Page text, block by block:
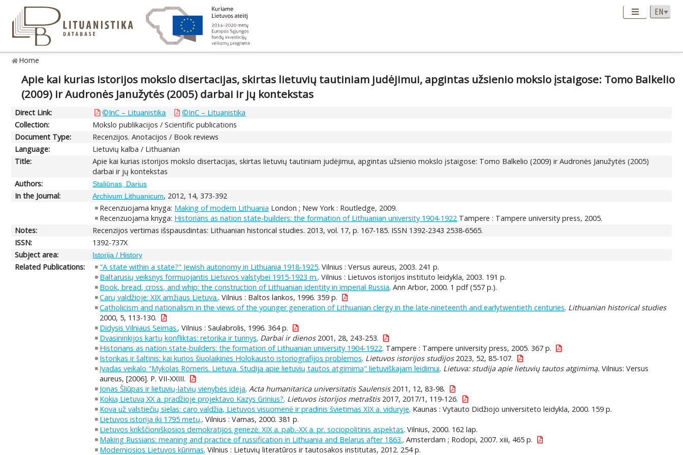
Home
Apie kai kurias istorijos mokslo disertacijas, skirtas lietuvių tautiniam judėjimui, apgintas užsienio mokslo įstaigose: Tomo Balkelio
(2009) ir Audronės Janužytės (2005) darbai ir jų kontekstas
Direct Link: ©InC – Lituanistika
©InC – Lituanistika
Collection:
Mokslo publikacijos / Scientific publications
Document Type:
Recenzijos. Anotacijos / Book reviews
Language:
Lietuvių kalba / Lithuanian
Title:
Apie kai kurias istorijos mokslo disertacijas, skirtas lietuvių tautiniam judėjimui, apgintas užsienio mokslo įstaigose: Tomo Balkelio (2009) ir Audronės Janužytės (2005)
darbai ir jų kontekstas
Authors:
Staliūnas, Darius
In the Journal: Archivum Lithuanicum, 2012, 14, 373-392
Recenzuojama knyga: Making of modern Lithuania London ; New York : Routledge, 2009.
Recenzuojama knyga: Historians as nation state-builders: the formation of Lithuanian university 1904-1922 Tampere : Tampere university press, 2005.
Notes:
Recenzijos vertimas išspausdintas: Lithuanian historical studies. 2013, vol. 17, p. 167-185. ISSN 1392-2343 2538-6565.
ISSN:
1392-737X
Subject area:
Istorija / History
Related Publications: "A state within a state?" Jewish autonomy in Lithuania 1918-1925. Vilnius : Versus aureus, 2003. 241 p.
Baltarusių veiksnys formuojantis Lietuvos valstybei 1915-1923 m.. Vilnius : Lietuvos istorijos instituto leidykla, 2003. 191 p.
Book, bread, cross, and whip: the construction of Lithuanian identity in imperial Russia. Ann Arbor, 2000. 1 pdf (557 p.).
Carų valdžioje: XIX amžiaus Lietuva.. Vilnius : Baltos lankos, 1996. 359 p.
Catholicism and nationalism in the views of the younger generation of Lithuanian clergy in the late-nineteenth and earlytwentieth centuries. Lithuanian historical studies
2000, 5, 113-130.
Didysis Vilniaus Seimas.. Vilnius : Saulabrolis, 1996. 364 p.
Dvasininkijos kartų konfliktas: retorika ir turinys. Darbai ir dienos2001, 28, 243-253.
Historians as nation state-builders: the formation of Lithuanian university 1904-1922. Tampere : Tampere university press, 2005. 367 p.
Istorikas ir šaltinis: kai kurios šiuolaikinės Holokausto istoriografijos problemos. Lietuvos istorijos studijos2023, 52, 85-107.
Įvadas veikalo "Mykolas Römeris. Lietuva. Studija apie lietuvių tautos atgimimą" lietuviškajam leidimui. Lietuva: studija apie lietuvių tautos atgimimą. Vilnius: Versus
aureus, [2006]. P. VII-XXIII.
Jonas Šliūpas ir lietuvių-latvių vienybės idėja. Acta humanitarica universitatis Saulensis2011, 12, 83-98.
Kokią Lietuvą XX a. pradžioje projektavo Kazys Grinius?. Lietuvos istorijos metraštis2017, 2017/1, 119-126.
Kova už valstiečių sielas: caro valdžia, Lietuvos visuomenė ir pradinis švietimas XIX a. viduryje. Kaunas : Vytauto Didžiojo universiteto leidykla, 2000. 159 p.
Lietuvos istorija iki 1795 metų.. Vilnius : Varnas, 2000. 381 p.
Lietuvos krikščioniškosios demokratijos genezė. XIX a. pab.-XX a. pr. sociopolitinis aspektas. Vilnius, 2000. 162 lap.
Making Russians: meaning and practice of russification in Lithuania and Belarus after 1863.. Amsterdam ; Rodopi, 2007. xiii, 465 p.
Moderniosios Lietuvos kūrimas. Vilnius : Lietuvių literatūros ir tautosakos institutas, 2012. 254 p.